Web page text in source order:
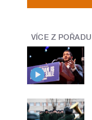
VÍCE Z POŘADU